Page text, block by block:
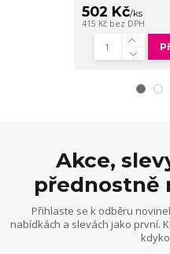
502 Kč/ks
415 Kč bez DPH
Akce,
přednostně
Přihlaste se k odběru
nabídkách a slevách jako první.